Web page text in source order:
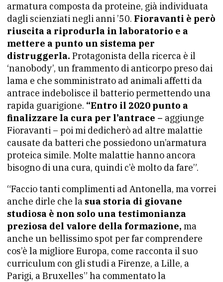
armatura composta da proteine, già individuata
dagli scienziati negli anni ’50. Fioravanti è però
riuscita a riprodurla in laboratorio e a
mettere a punto un sistema per
distruggerla. Protagonista della ricerca è il
‘nanobody’, un frammento di anticorpo preso dai
lama e che somministrato ad animali affetti da
antrace indebolisce il batterio permettendo una
rapida guarigione. “Entro il 2020 punto a
finalizzare la cura per l’antrace – aggiunge
Fioravanti – poi mi dedicherò ad altre malattie
causate da batteri che possiedono un’armatura
proteica simile. Molte malattie hanno ancora
bisogno di una cura, quindi c’è molto da fare”.
“Faccio tanti complimenti ad Antonella, ma vorrei
anche dirle che la sua storia di giovane
studiosa è non solo una testimonianza
preziosa del valore della formazione, ma
anche un bellissimo spot per far comprendere
cos’è la migliore Europa, come racconta il suo
curriculum con gli studi a Firenze, a Lille, a
Parigi, a Bruxelles” ha commentato la